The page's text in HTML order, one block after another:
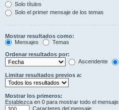
Solo títulos
Solo el primer mensaje de los temas
Mostrar resultados como:
Mensajes
Temas
Ordenar resultados por:
Ascendente
Limitar resultados previos a:
Mostrar los primeros:
Establezca en 0 para mostrar todo el mensaje.
Caracteres del mensaje